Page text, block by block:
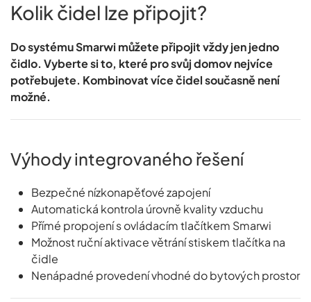
Kolik čidel lze připojit?
Do systému Smarwi můžete připojit vždy jen jedno
čidlo. Vyberte si to, které pro svůj domov nejvíce
potřebujete. Kombinovat více čidel současně není
možné.
Výhody integrovaného řešení
Bezpečné nízkonapěťové zapojení
Automatická kontrola úrovně kvality vzduchu
Přímé propojení s ovládacím tlačítkem Smarwi
Možnost ruční aktivace větrání stiskem tlačítka na
čidle
Nenápadné provedení vhodné do bytových prostor